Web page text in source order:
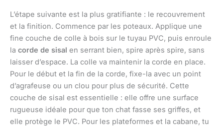
L’étape suivante est la plus gratifiante : le recouvrement
et la finition. Commence par les poteaux. Applique une
fine couche de colle à bois sur le tuyau PVC, puis enroule
la corde de sisal en serrant bien, spire après spire, sans
laisser d’espace. La colle va maintenir la corde en place.
Pour le début et la fin de la corde, fixe-la avec un point
d’agrafeuse ou un clou pour plus de sécurité. Cette
couche de sisal est essentielle : elle offre une surface
rugueuse idéale pour que ton chat fasse ses griffes, et
elle protège le PVC. Pour les plateformes et la cabane, tu